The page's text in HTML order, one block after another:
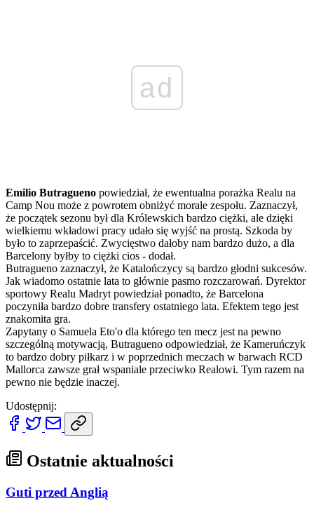
ad
Emilio Butragueno powiedział, że ewentualna porażka Realu na
Camp Nou może z powrotem obniżyć morale zespołu. Zaznaczył,
że początek sezonu był dla Królewskich bardzo ciężki, ale dzięki
wielkiemu wkładowi pracy udało się wyjść na prostą. Szkoda by
było to zaprzepaścić. Zwycięstwo dałoby nam bardzo dużo, a dla
Barcelony byłby to ciężki cios - dodał.
Butragueno zaznaczył, że Katalończycy są bardzo głodni sukcesów.
Jak wiadomo ostatnie lata to głównie pasmo rozczarowań. Dyrektor
sportowy Realu Madryt powiedział ponadto, że Barcelona
poczyniła bardzo dobre transfery ostatniego lata. Efektem tego jest
znakomita gra.
Zapytany o Samuela Eto'o dla którego ten mecz jest na pewno
szczególną motywacją, Butragueno odpowiedział, że Kameruńczyk
to bardzo dobry piłkarz i w poprzednich meczach w barwach RCD
Mallorca zawsze grał wspaniale przeciwko Realowi. Tym razem na
pewno nie będzie inaczej.
Udostępnij:
Ostatnie aktualności
Guti przed Anglią